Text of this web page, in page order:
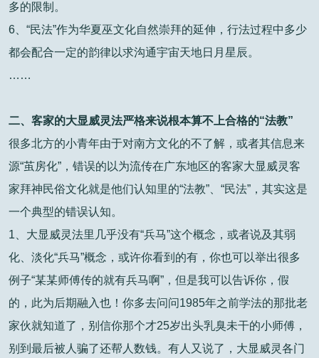
多的限制。
6、“民法”作为华夏巫文化自然崇拜的延伸，行法过程中多少
都会配合一定的韵律以求沟通宇宙天地日月星辰。
……
二、客家的大显威灵法严格来说根本算不上合格的“法教”
很多北方的小青年由于对南方文化的不了解，或者其信息来
源“茧房化”，错误的以为流传在广东地区的客家大显威灵客
家拜神民俗文化就是他们认知里的“法教”、“民法”，其实这是
一个典型的错误认知。
1、大显威灵法里几乎没有“兵马”这个概念，或者说及其弱
化、淡化“兵马”概念，或许你看到的有，你也可以举出很多
例子“某某师傅传的就有兵马啊”，但是我可以告诉你，假
的，此为后期融入也！你多去问问1985年之前学法的那批老
家伙就知道了，别信你那个才25岁出头乳臭未干的小师傅，
别到最后被人骗了还帮人数钱。有人又说了，大显威灵各门